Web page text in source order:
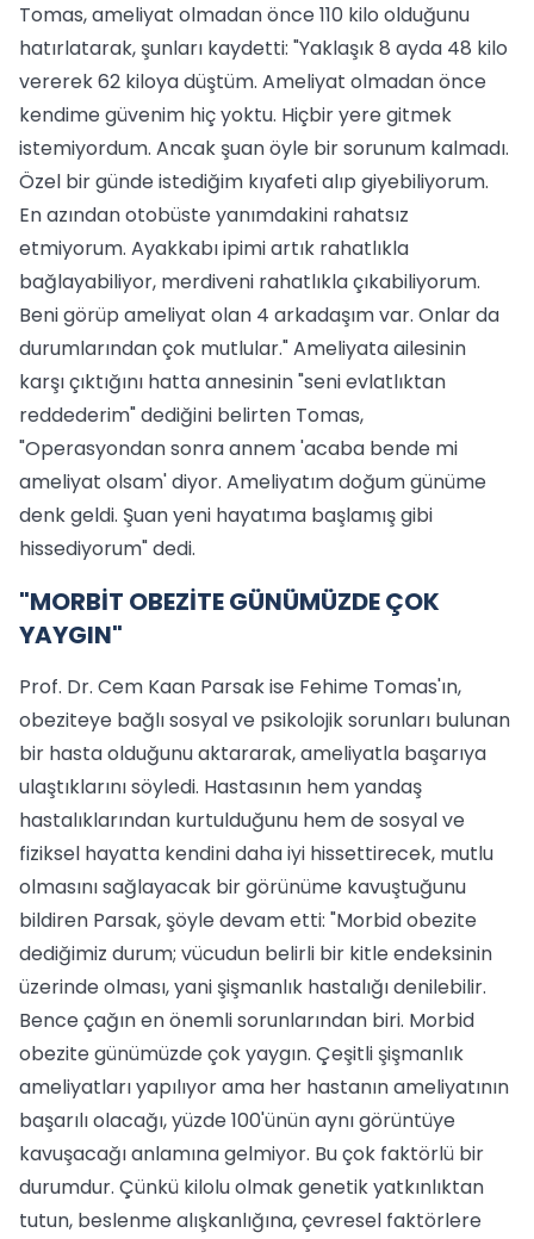
Tomas, ameliyat olmadan önce 110 kilo olduğunu
hatırlatarak, şunları kaydetti: "Yaklaşık 8 ayda 48 kilo
vererek 62 kiloya düştüm. Ameliyat olmadan önce
kendime güvenim hiç yoktu. Hiçbir yere gitmek
istemiyordum. Ancak şuan öyle bir sorunum kalmadı.
Özel bir günde istediğim kıyafeti alıp giyebiliyorum.
En azından otobüste yanımdakini rahatsız
etmiyorum. Ayakkabı ipimi artık rahatlıkla
bağlayabiliyor, merdiveni rahatlıkla çıkabiliyorum.
Beni görüp ameliyat olan 4 arkadaşım var. Onlar da
durumlarından çok mutlular." Ameliyata ailesinin
karşı çıktığını hatta annesinin "seni evlatlıktan
reddederim" dediğini belirten Tomas,
"Operasyondan sonra annem 'acaba bende mi
ameliyat olsam' diyor. Ameliyatım doğum günüme
denk geldi. Şuan yeni hayatıma başlamış gibi
hissediyorum" dedi.
"MORBİT OBEZİTE GÜNÜMÜZDE ÇOK
YAYGIN"
Prof. Dr. Cem Kaan Parsak ise Fehime Tomas'ın,
obeziteye bağlı sosyal ve psikolojik sorunları bulunan
bir hasta olduğunu aktararak, ameliyatla başarıya
ulaştıklarını söyledi. Hastasının hem yandaş
hastalıklarından kurtulduğunu hem de sosyal ve
fiziksel hayatta kendini daha iyi hissettirecek, mutlu
olmasını sağlayacak bir görünüme kavuştuğunu
bildiren Parsak, şöyle devam etti: "Morbid obezite
dediğimiz durum; vücudun belirli bir kitle endeksinin
üzerinde olması, yani şişmanlık hastalığı denilebilir.
Bence çağın en önemli sorunlarından biri. Morbid
obezite günümüzde çok yaygın. Çeşitli şişmanlık
ameliyatları yapılıyor ama her hastanın ameliyatının
başarılı olacağı, yüzde 100'ünün aynı görüntüye
kavuşacağı anlamına gelmiyor. Bu çok faktörlü bir
durumdur. Çünkü kilolu olmak genetik yatkınlıktan
tutun, beslenme alışkanlığına, çevresel faktörlere